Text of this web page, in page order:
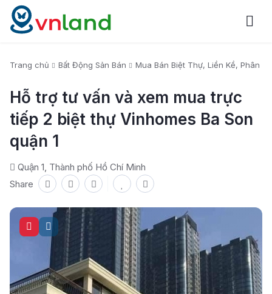
Trang chủ Bất Động Sản Bán Mua Bán Biệt Thự, Liền Kề, Phân Lô
Hỗ trợ tư vấn và xem mua trực
tiếp 2 biệt thự Vinhomes Ba Son
quận 1
Quận 1, Thành phố Hồ Chí Minh
Share